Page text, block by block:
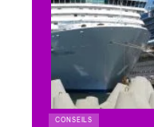
CONSEILS